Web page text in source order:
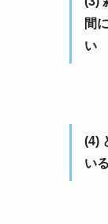
間
い
(4)
いる